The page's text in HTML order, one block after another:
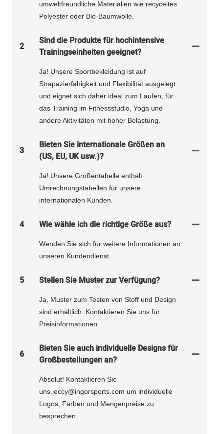
umweltfreundliche Materialien wie recyceltes
Polyester oder Bio-Baumwolle.
2
Sind die Produkte für hochintensive
Trainingseinheiten geeignet?
Ja! Unsere Sportbekleidung ist auf
Strapazierfähigkeit und Flexibilität ausgelegt
und eignet sich daher ideal zum Laufen, für
das Training im Fitnessstudio, Yoga und
andere Aktivitäten mit hoher Belastung.
3
Bieten Sie internationale Größen an
(US, EU, UK usw.)?
Ja! Unsere Größentabelle enthält
Umrechnungstabellen für unsere
internationalen Kunden.
4 Wie wähle ich die richtige Größe aus?
Wenden Sie sich für weitere Informationen an
unseren Kundendienst.
5 Stellen Sie Muster zur Verfügung?
Ja, Muster zum Testen von Stoff und Design
sind erhältlich. Kontaktieren Sie uns für
Preisinformationen.
6
Bieten Sie auch individuelle Designs für
Großbestellungen an?
Absolut! Kontaktieren Sie
uns.jeccy@ingorsports.com um individuelle
Logos, Farben und Mengenpreise zu
besprechen.